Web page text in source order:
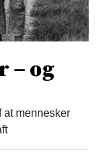
– og
at mennesker